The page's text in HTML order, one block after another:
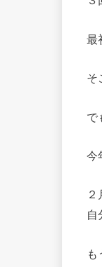
最
そ
で
今
自